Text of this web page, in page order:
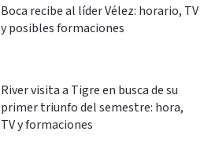
Boca recibe al líder Vélez: horario, TV
y posibles formaciones
River visita a Tigre en busca de su
primer triunfo del semestre: hora,
TV y formaciones